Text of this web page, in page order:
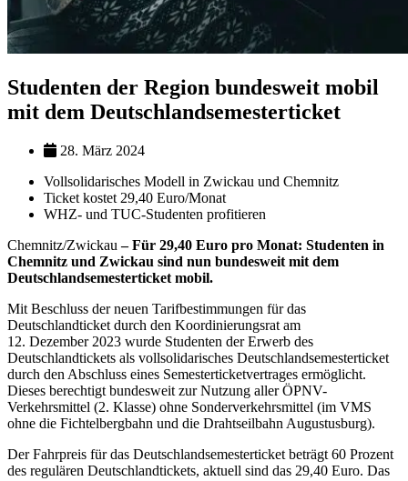
Studenten der Region bundesweit mobil
mit dem Deutschlandsemesterticket
28. März 2024
Vollsolidarisches Modell in Zwickau und Chemnitz
Ticket kostet 29,40 Euro/Monat
WHZ- und TUC-Studenten profitieren
Chemnitz/Zwickau– Für 29,40 Euro pro Monat: Studenten in
Chemnitz und Zwickau sind nun bundesweit mit dem
Deutschlandsemesterticket mobil.
Mit Beschluss der neuen Tarifbestimmungen für das
Deutschlandticket durch den Koordinierungsrat am
12. Dezember 2023 wurde Studenten der Erwerb des
Deutschlandtickets als vollsolidarisches Deutschlandsemesterticket
durch den Abschluss eines Semesterticketvertrages ermöglicht.
Dieses berechtigt bundesweit zur Nutzung aller ÖPNV-
Verkehrsmittel (2. Klasse) ohne Sonderverkehrsmittel (im VMS
ohne die Fichtelbergbahn und die Drahtseilbahn Augustusburg).
Der Fahrpreis für das Deutschlandsemesterticket beträgt 60 Prozent
des regulären Deutschlandtickets, aktuell sind das 29,40 Euro. Das